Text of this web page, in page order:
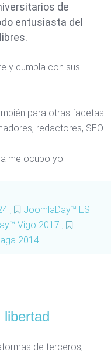
de
entusiasta del
y cumpla con sus
para otras facetas
redactores, SEO…
me ocupo yo.
,
JoomlaDay™ ES
Vigo 2017 ,
2014
libertad
de terceros,